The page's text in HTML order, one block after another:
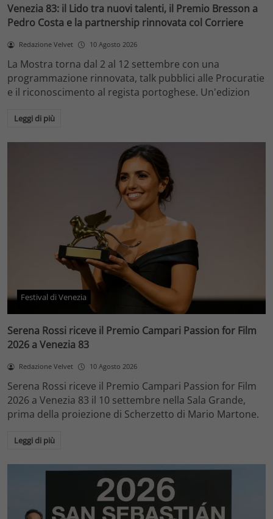
Venezia 83: il Lido tra nuovi talenti, il Premio Bresson a
Pedro Costa e la partnership rinnovata col Corriere
Redazione Velvet 10 Agosto 2026
La Mostra torna dal 2 al 12 settembre con una
programmazione rinnovata, talk pubblici alle Procuratie
e il riconoscimento al regista portoghese. Un'edizion
Leggi di più
Festival di Venezia
Serena Rossi riceve il Premio Campari Passion for Film
2026 a Venezia 83
Redazione Velvet 10 Agosto 2026
Serena Rossi riceve il Premio Campari Passion for Film
2026 a Venezia 83 il 10 settembre nella Sala Grande,
prima della proiezione di Scherzetto di Mario Martone.
Leggi di più